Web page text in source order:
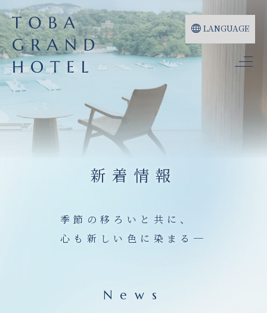
LANGUAGE
新着情報
季節の移ろいと共に、
心も新しい色に染まる─
News